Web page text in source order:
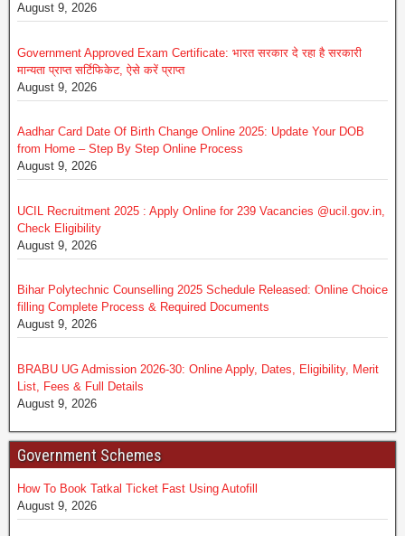
August 9, 2026
Government Approved Exam Certificate: भारत सरकार दे रहा है सरकारी
मान्यता प्राप्त सर्टिफिकेट, ऐसे करें प्राप्त
August 9, 2026
Aadhar Card Date Of Birth Change Online 2025: Update Your DOB
from Home – Step By Step Online Process
August 9, 2026
UCIL Recruitment 2025 : Apply Online for 239 Vacancies @ucil.gov.in,
Check Eligibility
August 9, 2026
Bihar Polytechnic Counselling 2025 Schedule Released: Online Choice
filling Complete Process & Required Documents
August 9, 2026
BRABU UG Admission 2026-30: Online Apply, Dates, Eligibility, Merit
List, Fees & Full Details
August 9, 2026
Government Schemes
How To Book Tatkal Ticket Fast Using Autofill
August 9, 2026